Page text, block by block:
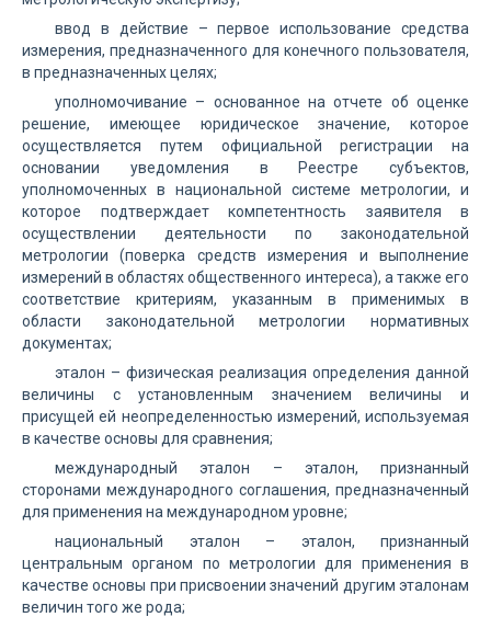
ввод в действие – первое использование средства
измерения, предназначенного для конечного пользователя,
в предназначенных целях;
уполномочивание – основанное на отчете об оценке
решение, имеющее юридическое значение, которое
осуществляется путем официальной регистрации на
основании уведомления в Реестре субъектов,
уполномоченных в национальной системе метрологии, и
которое подтверждает компетентность заявителя в
осуществлении деятельности по законодательной
метрологии (поверка средств измерения и выполнение
измерений в областях общественного интереса), а также его
соответствие критериям, указанным в применимых в
области законодательной метрологии нормативных
документах;
эталон – физическая реализация определения данной
величины с установленным значением величины и
присущей ей неопределенностью измерений, используемая
в качестве основы для сравнения;
международный эталон – эталон, признанный
сторонами международного соглашения, предназначенный
для применения на международном уровне;
национальный эталон – эталон, признанный
центральным органом по метрологии для применения в
качестве основы при присвоении значений другим эталонам
величин того же рода;